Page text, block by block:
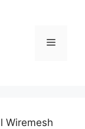
Menu
Wiremesh